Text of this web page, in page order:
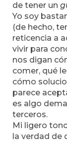
de tener un
Yo soy
(de hecho,
reticencia a
vivir para
nos digan
comer, qué
cómo
parece
es algo
terceros.
Mi ligero
la verdad de